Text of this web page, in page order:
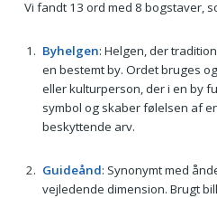
Vi fandt 13 ord med 8 bogstaver,
Byhelgen: Helgen, der
en bestemt by. Ordet bruges
eller kulturperson, der i en by
symbol og skaber følelsen af
beskyttende arv.
Guideånd: Synonymt med
vejledende dimension. Brugt